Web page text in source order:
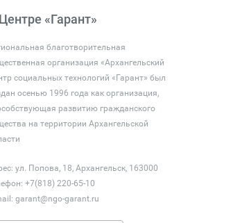
«Гарант»
благотворительная
организация «Архангельский
социальных технологий «Гарант» был
осенью 1996 года как организация,
развитию гражданского
на территории Архангельской
ул. Попова, 18, Архангельск, 163000
+7(818) 220-65-10
garant@ngo-garant.ru